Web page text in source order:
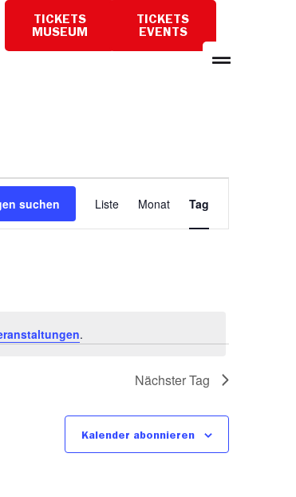
TICKETS
MUSEUM
TICKETS
EVENTS
.
suchen
Ansichten-
Liste Monat Tag
Nächster Tag
Kalender abonnieren